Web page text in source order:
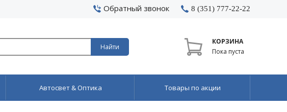
Обратный звонок 8 (351) 777-22-22
Найти
КОРЗИНА
Пока пуста
Автосвет & Оптика Товары по акции